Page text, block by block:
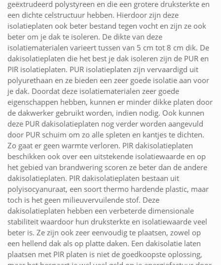
geëxtrudeerd polystyreen en die een grotere druksterkte en
een dichte celstructuur hebben. Hierdoor zijn deze
isolatieplaten ook beter bestand tegen vocht en zijn ze ook
beter om je dak te isoleren. De dikte van deze
isolatiematerialen varieert tussen van 5 cm tot 8 cm dik. De
dakisolatieplaten die het best je dak isoleren zijn de PUR en
PIR isolatieplaten. PUR isolatieplaten zijn vervaardigd uit
polyurethaan en ze bieden een zeer goede isolatie aan voor
je dak. Doordat deze isolatiematerialen zeer goede
eigenschappen hebben, kunnen er minder dikke platen door
de dakwerker gebruikt worden, indien nodig. Ook kunnen
deze PUR dakisolatieplaten nog verder worden aangevuld
door PUR schuim om zo alle spleten en kantjes te dichten.
Zo gaat er geen warmte verloren. PIR dakisolatieplaten
beschikken ook over een uitstekende isolatiewaarde en op
het gebied van brandwering scoren ze beter dan de andere
dakisolatieplaten. PIR dakisolatieplaten bestaan uit
polyisocyanuraat, een soort thermo hardende plastic, maar
toch is het geen milieuvervuilende stof. Deze
dakisolatieplaten hebben een verbeterde dimensionale
stabiliteit waardoor hun druksterkte en isolatiewaarde veel
beter is. Ze zijn ook zeer eenvoudig te plaatsen, zowel op
een hellend dak als op platte daken. Een dakisolatie laten
plaatsen met PIR platen is niet de goedkoopste oplossing,